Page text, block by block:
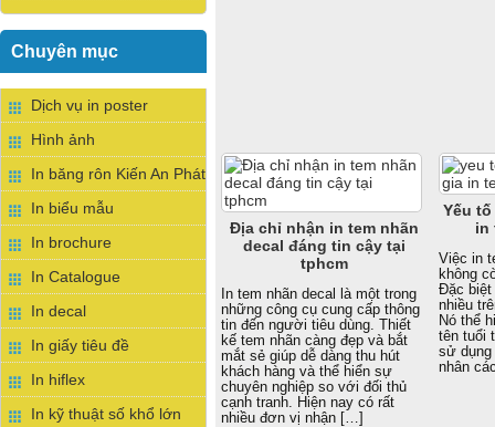
Địa chỉ nhận in tem nhãn
decal đáng tin cậy tại
tphcm
In tem nhãn decal là một trong
những công cụ cung cấp thông
tin đến người tiêu dùng. Thiết
kế tem nhãn càng đẹp và bắt
mắt sẻ giúp dễ dàng thu hút
khách hàng và thể hiển sự
chuyên nghiệp so với đối thủ
cạnh tranh. Hiện nay có rất
nhiều đơn vị nhận […]
Yếu
in
Việc in
không
Đặc biệt
nhiều
Nó thể
tên tuổi
sử dụng
nhân
Chuyên mục
Dịch vụ in poster
Hình ảnh
In băng rôn Kiến An Phát
In biểu mẫu
In brochure
In Catalogue
In decal
In giấy tiêu đề
In hiflex
In kỹ thuật số khổ lớn